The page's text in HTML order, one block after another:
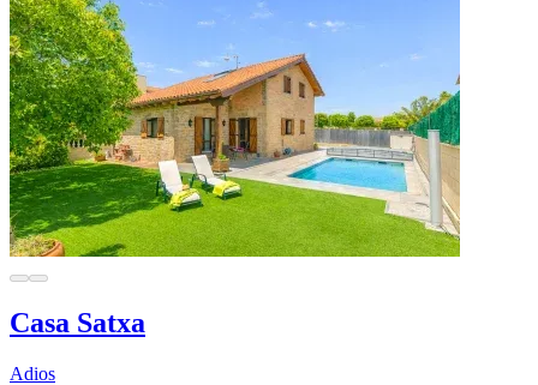
Casa Satxa
Adios